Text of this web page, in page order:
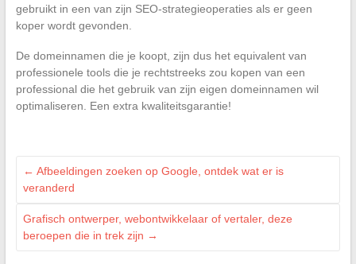
gebruikt in een van zijn SEO-strategieoperaties als er geen
koper wordt gevonden.
De domeinnamen die je koopt, zijn dus het equivalent van
professionele tools die je rechtstreeks zou kopen van een
professional die het gebruik van zijn eigen domeinnamen wil
optimaliseren. Een extra kwaliteitsgarantie!
← Afbeeldingen zoeken op Google, ontdek wat er is
veranderd
Grafisch ontwerper, webontwikkelaar of vertaler, deze
beroepen die in trek zijn →